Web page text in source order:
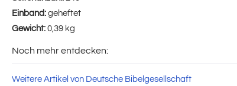
Einband: geheftet
Gewicht: 0,39 kg
Noch mehr entdecken:
Weitere Artikel von Deutsche Bibelgesellschaft